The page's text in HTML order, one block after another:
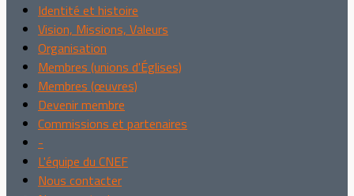
Identité et histoire
Vision, Missions, Valeurs
Organisation
Membres (unions d'Églises)
Membres (œuvres)
Devenir membre
Commissions et partenaires
-
L'équipe du CNEF
Nous contacter